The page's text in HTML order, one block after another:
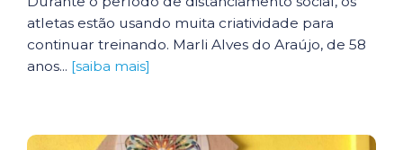
atletas estão usando muita criatividade para
continuar treinando. Marli Alves do Araújo, de 58
anos... [saiba mais]